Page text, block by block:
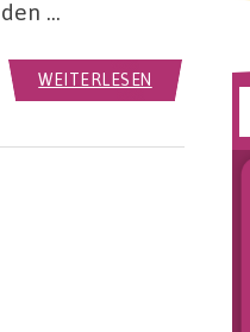
…
WEITERLESEN